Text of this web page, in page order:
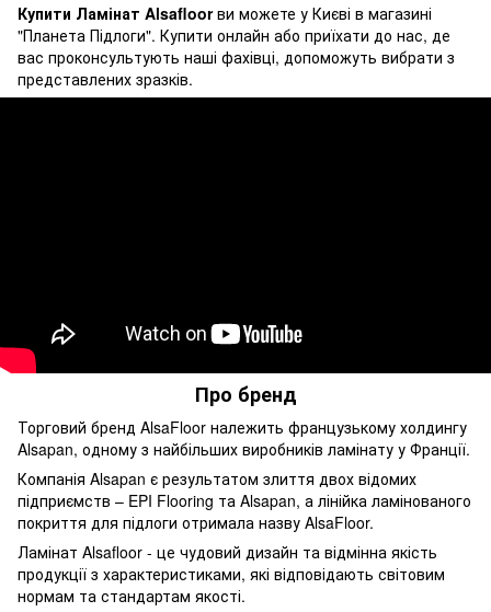
Купити Ламінат Alsafloorви можете у Києві в магазині
"Планета Підлоги". Купити онлайн або приїхати до нас, де
вас проконсультують наші фахівці, допоможуть вибрати з
представлених зразків.
Про бренд
Торговий бренд AlsaFloor належить французькому холдингу
Alsapan, одному з найбільших виробників ламінату у Франції.
Компанія Alsapan є результатом злиття двох відомих
підприємств – EPI Flooring та Alsapan, а лінійка ламінованого
покриття для підлоги отримала назву AlsaFloor.
Ламінат Alsafloor - це чудовий дизайн та відмінна якість
продукції з характеристиками, які відповідають світовим
нормам та стандартам якості.